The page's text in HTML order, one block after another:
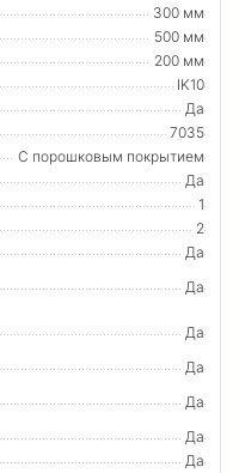
300 мм
500 мм
200 мм
IK10
Да
7035
С порошковым покрытием
Да
1
2
Да
Да
Да
Да
Да
Да
Да